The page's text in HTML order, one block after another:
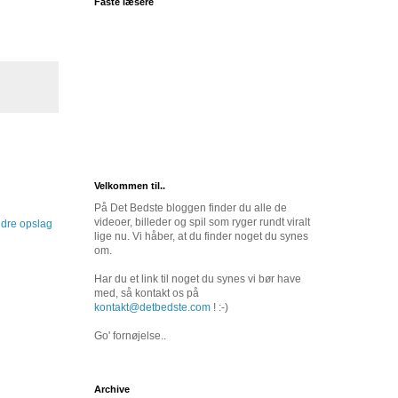
opslag
Faste læsere
Velkommen til..
På Det Bedste bloggen finder du alle de
videoer, billeder og spil som ryger rundt viralt
lige nu. Vi håber, at du finder noget du synes
om.
Har du et link til noget du synes vi bør have
med, så kontakt os på
kontakt@detbedste.com ! :-)
Go' fornøjelse..
Archive